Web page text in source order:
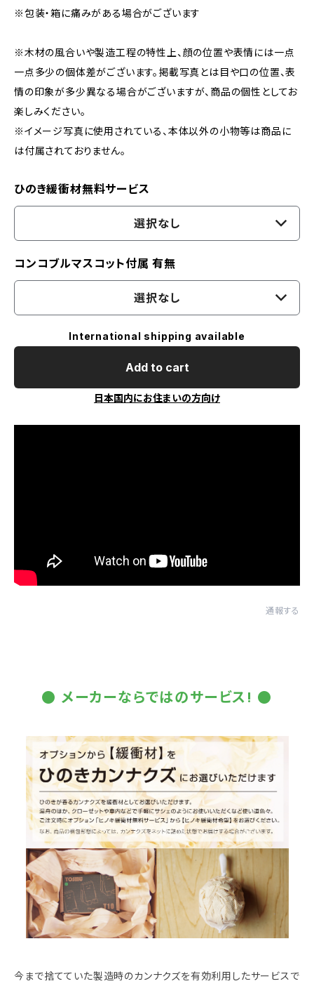
※包装・箱に痛みがある場合がございます
※木材の風合いや製造工程の特性上、顔の位置や表情には一点
一点多少の個体差がございます。掲載写真とは目や口の位置、表
情の印象が多少異なる場合がございますが、商品の個性としてお
楽しみください。
※イメージ写真に使用されている、本体以外の小物等は商品に
は付属されておりません。
ひのき緩衝材無料サービス
選択なし
コンコブルマスコット付属 有無
選択なし
International shipping available
Add to cart
日本国内にお住まいの方向け
通報する
● メーカーならではのサービス! ●
今まで捨てていた製造時のカンナクズを有効利用したサービスで